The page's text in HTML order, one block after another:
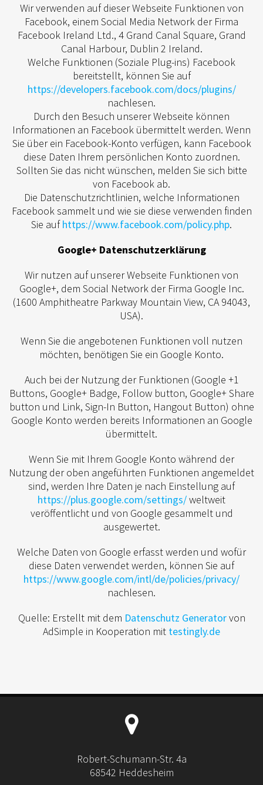
Wir verwenden auf dieser Webseite Funktionen von
Facebook, einem Social Media Network der Firma
Facebook Ireland Ltd., 4 Grand Canal Square, Grand
Canal Harbour, Dublin 2 Ireland.
Welche Funktionen (Soziale Plug-ins) Facebook
bereitstellt, können Sie auf
https://developers.facebook.com/docs/plugins/
nachlesen.
Durch den Besuch unserer Webseite können
Informationen an Facebook übermittelt werden. Wenn
Sie über ein Facebook-Konto verfügen, kann Facebook
diese Daten Ihrem persönlichen Konto zuordnen.
Sollten Sie das nicht wünschen, melden Sie sich bitte
von Facebook ab.
Die Datenschutzrichtlinien, welche Informationen
Facebook sammelt und wie sie diese verwenden finden
Sie aufhttps://www.facebook.com/policy.php.
Google+ Datenschutzerklärung
Wir nutzen auf unserer Webseite Funktionen von
Google+, dem Social Network der Firma Google Inc.
(1600 Amphitheatre Parkway Mountain View, CA 94043,
USA).
Wenn Sie die angebotenen Funktionen voll nutzen
möchten, benötigen Sie ein Google Konto.
Auch bei der Nutzung der Funktionen (Google +1
Buttons, Google+ Badge, Follow button, Google+ Share
button und Link, Sign-In Button, Hangout Button) ohne
Google Konto werden bereits Informationen an Google
übermittelt.
Wenn Sie mit Ihrem Google Konto während der
Nutzung der oben angeführten Funktionen angemeldet
sind, werden Ihre Daten je nach Einstellung auf
https://plus.google.com/settings/weltweit
veröffentlicht und von Google gesammelt und
ausgewertet.
Welche Daten von Google erfasst werden und wofür
diese Daten verwendet werden, können Sie auf
https://www.google.com/intl/de/policies/privacy/
nachlesen.
Quelle: Erstellt mit dem Datenschutz Generatorvon
AdSimple in Kooperation mit testingly.de
Robert-Schumann-Str. 4a
68542 Heddesheim